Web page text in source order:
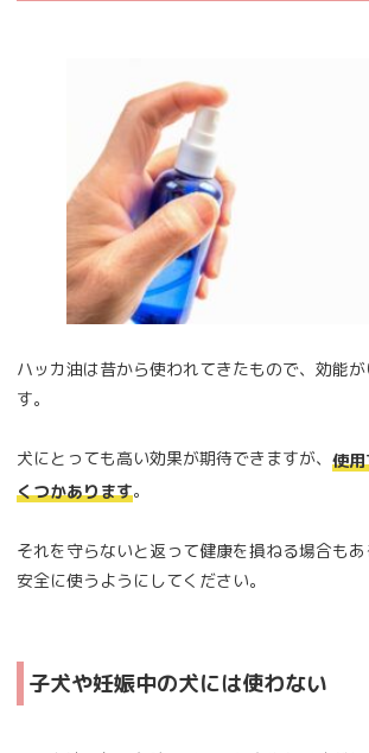
ハッカ油は昔から使われてきたもので、効能
す。
犬にとっても高い効果が期待できますが、 使
くつかあります。
それを守らないと返って健康を損ねる場合も
安全に使うようにしてください。
子犬や妊娠中の犬には使わない